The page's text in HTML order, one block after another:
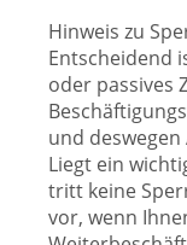
Hinweis zu
Entscheidend
oder passives
und
Liegt ein
tritt keine
vor, wenn